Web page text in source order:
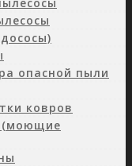
опасной пыли
ковров
(моющие